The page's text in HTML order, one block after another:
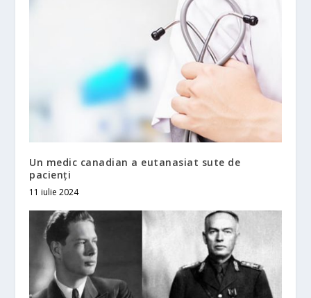
Un medic canadian a eutanasiat sute de
pacienți
11 iulie 2024